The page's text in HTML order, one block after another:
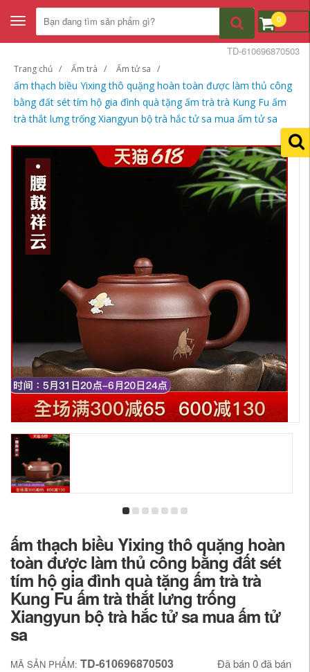
Toggle
navigation
0
Trang chủ Ấm trà Ấm tử sa
ấm thạch biều Yixing thô quặng hoàn toàn được làm thủ công
bằng đất sét tím hộ gia đình quà tặng ấm trà trà Kung Fu ấm
trà thắt lưng trống Xiangyun bộ trà hắc tử sa mua ấm tử sa
TD-610696870503
ấm thạch biều Yixing thô quặng hoàn
toàn được làm thủ công bằng đất sét
tím hộ gia đình quà tặng ấm trà trà
Kung Fu ấm trà thắt lưng trống
Xiangyun bộ trà hắc tử sa mua ấm tử
sa
MÃ SẢN PHẨM: TD-610696870503 Đã bán 0 đã bán